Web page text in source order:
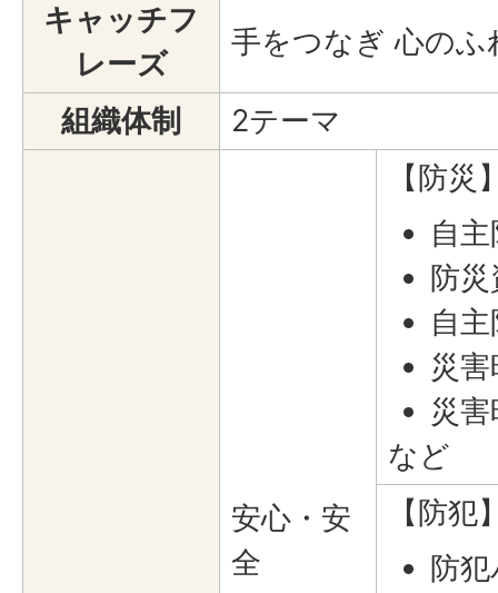
キャッチフ
レーズ
手をつなぎ 心の
組織体制 2テーマ
安心・安
全
【防災
自
防
自
災
災
など
【防犯
防